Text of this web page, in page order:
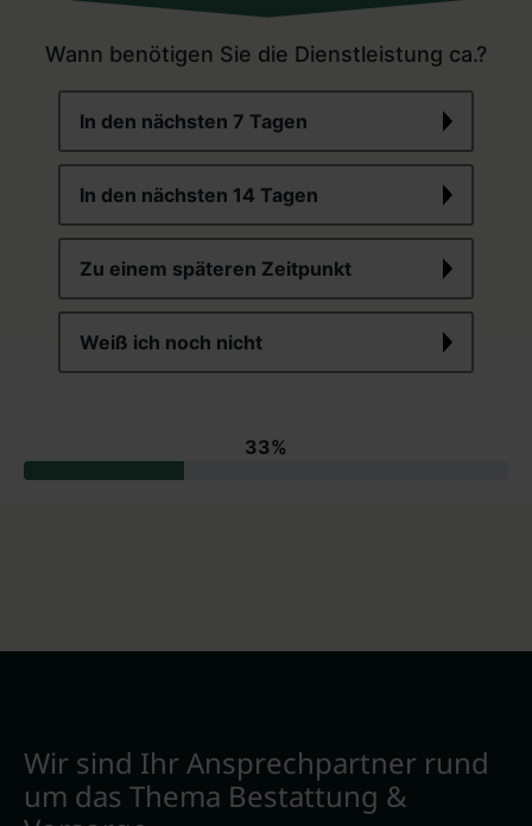
Wir sind Ihr Ansprechpartner rund
um das Thema Bestattung &